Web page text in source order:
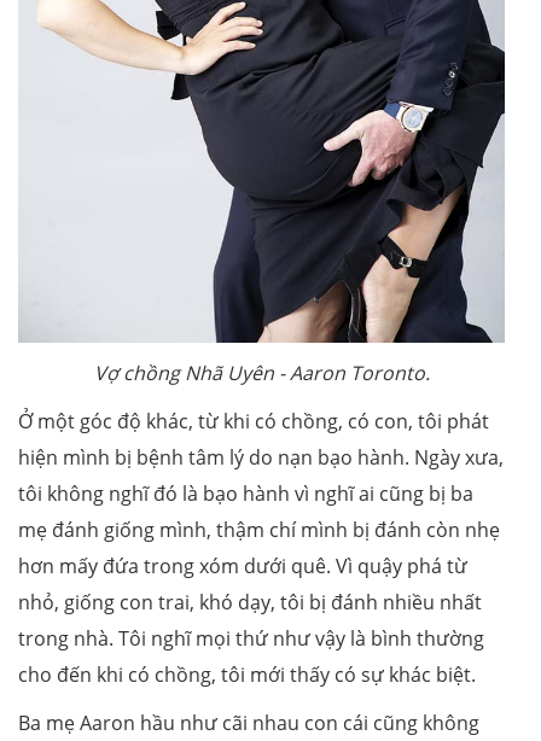
Vợ chồng Nhã Uyên - Aaron Toronto.
Ở một góc độ khác, từ khi có chồng, có con, tôi phát
hiện mình bị bệnh tâm lý do nạn bạo hành. Ngày xưa,
tôi không nghĩ đó là bạo hành vì nghĩ ai cũng bị ba
mẹ đánh giống mình, thậm chí mình bị đánh còn nhẹ
hơn mấy đứa trong xóm dưới quê. Vì quậy phá từ
nhỏ, giống con trai, khó dạy, tôi bị đánh nhiều nhất
trong nhà. Tôi nghĩ mọi thứ như vậy là bình thường
cho đến khi có chồng, tôi mới thấy có sự khác biệt.
Ba mẹ Aaron hầu như cãi nhau con cái cũng không